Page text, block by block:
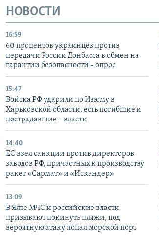
НОВОСТИ
16:59
60 процентов украинцев против
передачи России Донбасса в обмен на
гарантии безопасности – опрос
15:47
Войска РФ ударили по Изюму в
Харьковской области, есть погибшие и
пострадавшие – власти
14:40
ЕС ввел санкции против директоров
заводов РФ, причастных к производству
ракет «Сармат» и «Искандер»
13:09
В Ялте МЧС и российские власти
призывают покинуть пляжи, под
вероятную атаку попал морской порт